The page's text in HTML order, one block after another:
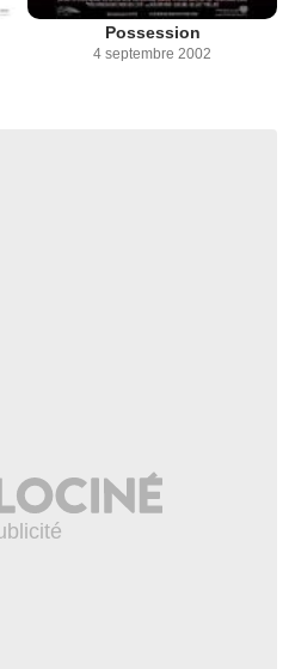
Possession
4 septembre 2002